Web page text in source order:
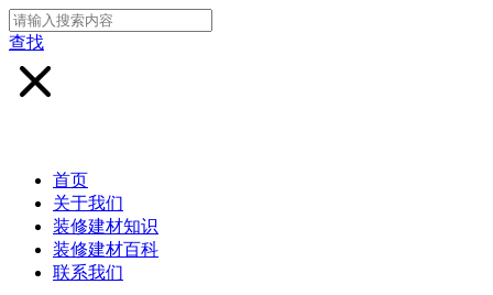
查找
首页
关于我们
装修建材知识
装修建材百科
联系我们